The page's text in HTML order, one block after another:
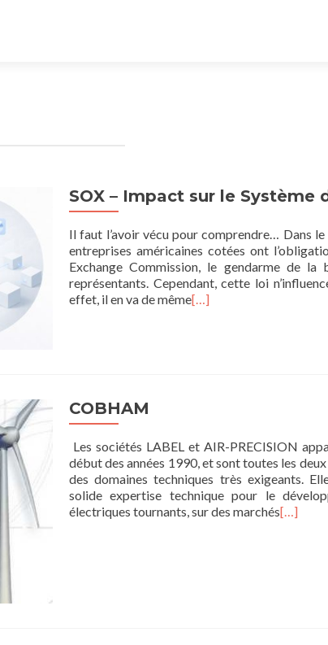
SOX – Impact sur le Système
Il faut l’avoir vécu pour comprendre… Dans
entreprises américaines cotées ont
Exchange Commission, le gendarme de
représentants. Cependant, cette loi
effet, il en va de même[…]
COBHAM
Les sociétés LABEL et AIR-PRECISION
début des années 1990, et sont toutes les
des domaines techniques très exigeants.
solide expertise technique pour le
électriques tournants, sur des marchés[…]